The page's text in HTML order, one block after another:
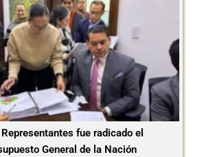
fue radicado el
General de la Nación